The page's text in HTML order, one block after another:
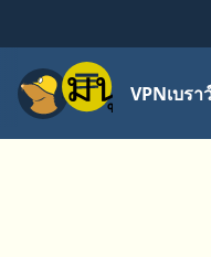
เมนู VPNเบรา